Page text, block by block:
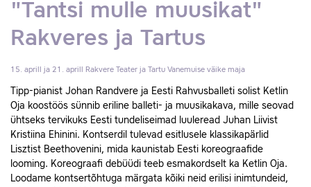
"Tantsi mulle muusikat"
Rakveres ja Tartus
15. aprill ja 21. aprill Rakvere Teater ja Tartu Vanemuise väike maja
Tipp-pianist Johan Randvere ja Eesti Rahvusballeti solist Ketlin
Oja koostöös sünnib eriline balleti- ja muusikakava, mille seovad
ühtseks tervikuks Eesti tundeliseimad luuleread Juhan Liivist
Kristiina Ehinini. Kontserdil tulevad esitlusele klassikapärlid
Lisztist Beethovenini, mida kaunistab Eesti koreograafide
looming. Koreograafi debüüdi teeb esmakordselt ka Ketlin Oja.
Loodame kontsertõhtuga märgata kõiki neid erilisi inimtundeid,